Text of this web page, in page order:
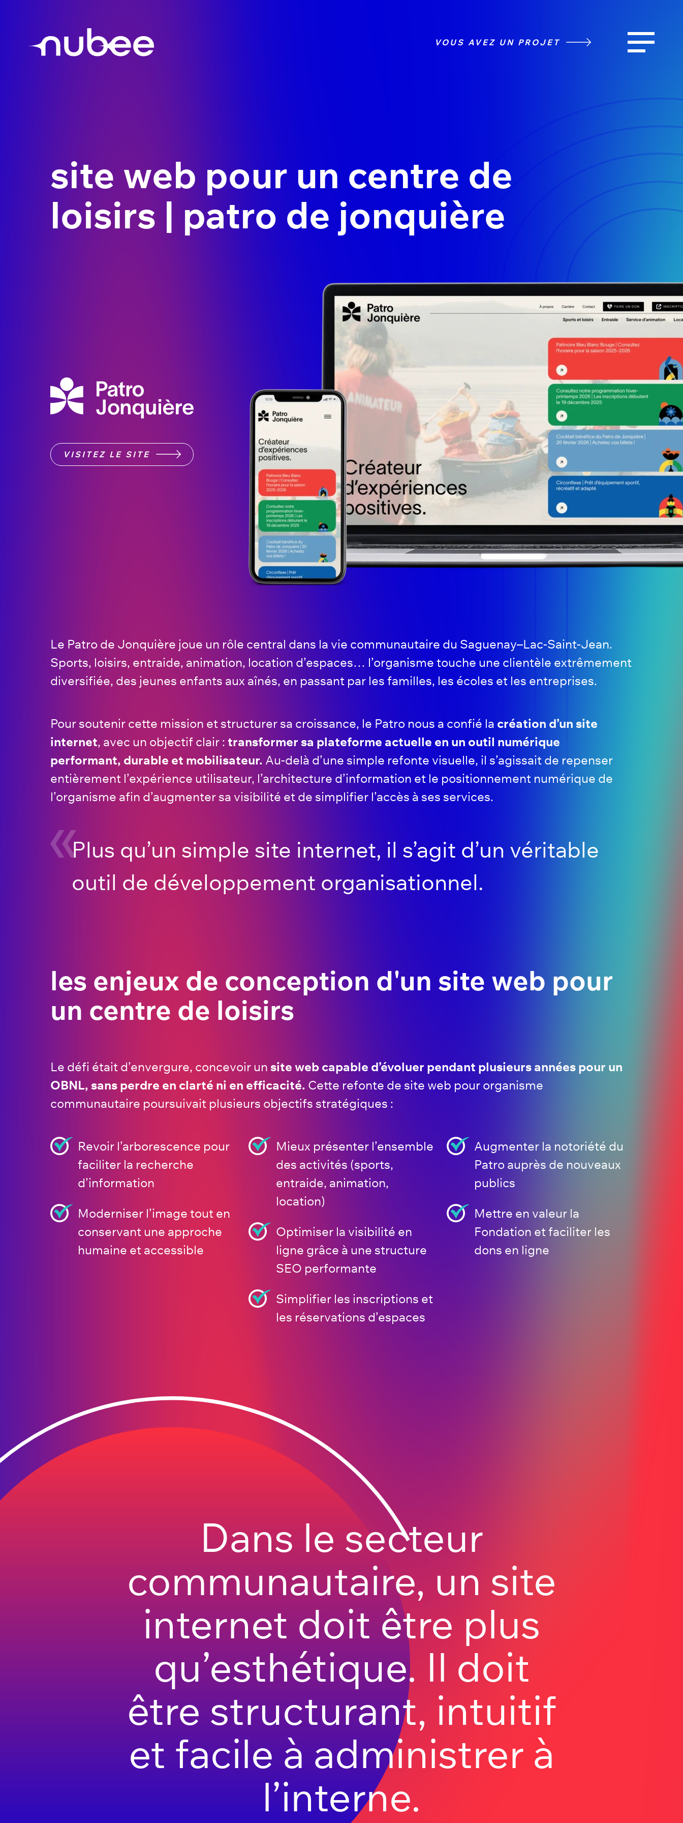
VOUS AVEZ UN PROJET
site web pour un centre de
loisirs | patro de jonquière
VISITEZ LE SITE
Le Patro de Jonquière joue un rôle central dans la vie communautaire du Saguenay–Lac-Saint-Jean.
Sports, loisirs, entraide, animation, location d’espaces… l’organisme touche une clientèle extrêmement
diversifiée, des jeunes enfants aux aînés, en passant par les familles, les écoles et les entreprises.
Pour soutenir cette mission et structurer sa croissance, le Patro nous a confié la création d’un site
internet, avec un objectif clair : transformer sa plateforme actuelle en un outil numérique
performant, durable et mobilisateur. Au-delà d’une simple refonte visuelle, il s’agissait de repenser
entièrement l’expérience utilisateur, l’architecture d’information et le positionnement numérique de
l’organisme afin d’augmenter sa visibilité et de simplifier l’accès à ses services.
Plus qu’un simple site internet, il s’agit d’un véritable
outil de développement organisationnel.
les enjeux de conception d'un site web pour
un centre de loisirs
Le défi était d’envergure, concevoir un site web capable d’évoluer pendant plusieurs années pour un
OBNL, sans perdre en clarté ni en efficacité. Cette refonte de site web pour organisme
communautaire poursuivait plusieurs objectifs stratégiques :
Revoir l’arborescence pour
faciliter la recherche
d’information
Moderniser l’image tout en
conservant une approche
humaine et accessible
Mieux présenter l’ensemble
des activités (sports,
entraide, animation,
location)
Optimiser la visibilité en
ligne grâce à une structure
SEO performante
Simplifier les inscriptions et
les réservations d’espaces
Augmenter la notoriété du
Patro auprès de nouveaux
publics
Mettre en valeur la
Fondation et faciliter les
dons en ligne
Dans le secteur
communautaire, un site
internet doit être plus
qu’esthétique. Il doit
être structurant, intuitif
et facile à administrer à
l’interne.